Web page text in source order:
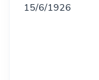
15/6/1926